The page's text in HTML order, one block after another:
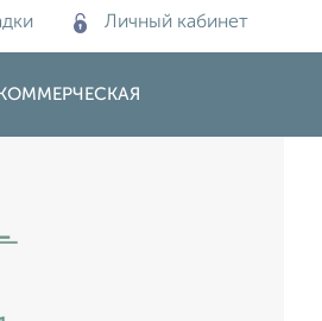
Личный кабинет
КОММЕРЧЕСКАЯ